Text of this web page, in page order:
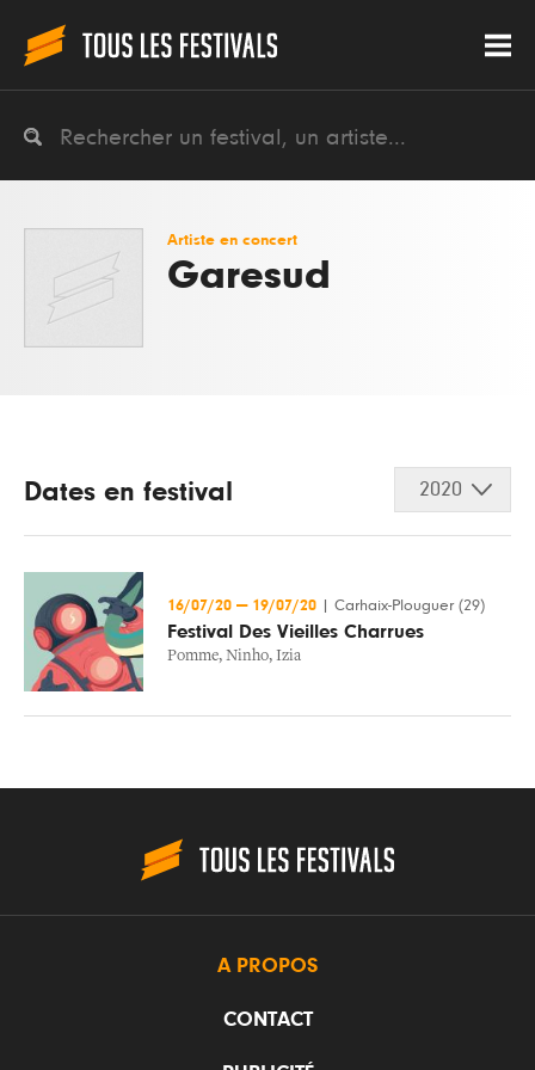
Artiste en concert
Garesud
Dates en festival 2020
16/07/20 — 19/07/20 Carhaix-Plouguer (29)
Festival Des Vieilles Charrues
Pomme, Ninho, Izia
A PROPOS
CONTACT